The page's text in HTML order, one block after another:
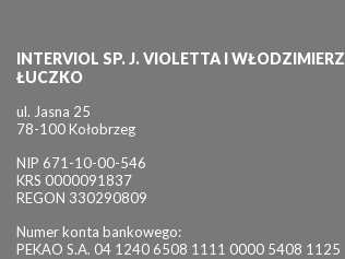
INTERVIOL SP. J. VIOLETTA I WŁODZIMIERZ
ŁUCZKO
ul. Jasna 25
78-100 Kołobrzeg
NIP 671-10-00-546
KRS 0000091837
REGON 330290809
Numer konta bankowego:
PEKAO S.A. 04 1240 6508 1111 0000 5408 1125